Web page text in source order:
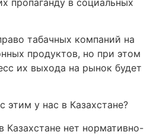
табачных компаний на
продуктов, но при этом
их выхода на рынок будет
этим у нас в Казахстане?
Казахстане нет нормативно-